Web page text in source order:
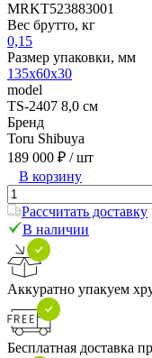
MRKT523883001
Вес брутто, кг
0,15
Размер упаковки, мм
135х60х30
model
TS-2407 8,0 см
Бренд
Toru Shibuya
189 000 ₽ / шт
В корзину
Рассчитать доставку
В наличии
Аккуратно упакуем
Бесплатная доставка